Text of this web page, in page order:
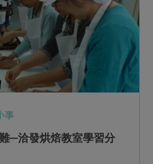
事
—洽發烘焙教室學習分